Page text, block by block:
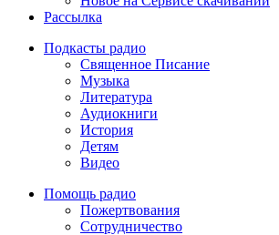
Рассылка
Подкасты радио
Священное Писание
Музыка
Литература
Аудиокниги
История
Детям
Видео
Помощь радио
Пожертвования
Сотрудничество